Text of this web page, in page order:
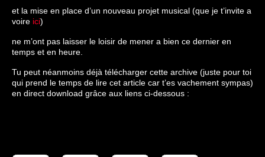
et la mise en place d’un nouveau projet musical (que je t’invite a
voire ici)
ne m’ont pas laisser le loisir de mener a bien ce dernier en
temps et en heure.
Tu peut néanmoins déjà télécharger cette archive (juste pour toi
qui prend le temps de lire cet article car t’es vachement sympas)
en direct download grâce aux liens ci-dessous :